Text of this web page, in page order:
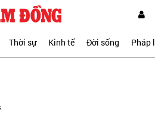
Thời sự Kinh tế Đời sống Pháp